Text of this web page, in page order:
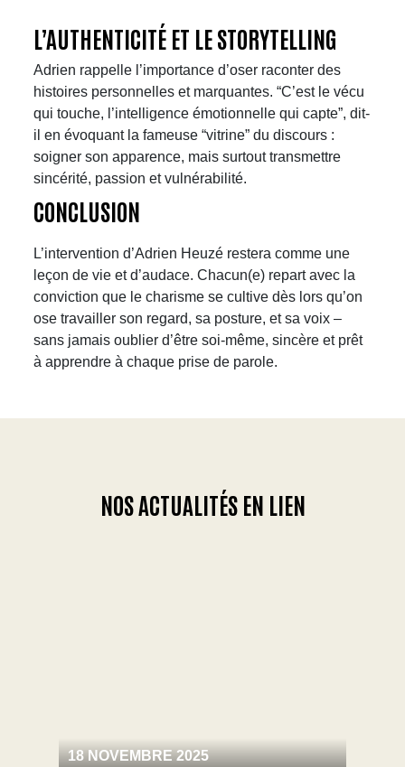
L’AUTHENTICITÉ ET LE STORYTELLING
Adrien rappelle l’importance d’oser raconter des
histoires personnelles et marquantes. “C’est le vécu
qui touche, l’intelligence émotionnelle qui capte”, dit-
il en évoquant la fameuse “vitrine” du discours :
soigner son apparence, mais surtout transmettre
sincérité, passion et vulnérabilité.
CONCLUSION
L’intervention d’Adrien Heuzé restera comme une
leçon de vie et d’audace. Chacun(e) repart avec la
conviction que le charisme se cultive dès lors qu’on
ose travailler son regard, sa posture, et sa voix –
sans jamais oublier d’être soi-même, sincère et prêt
à apprendre à chaque prise de parole.
NOS ACTUALITÉS EN LIEN
18 NOVEMBRE 2025